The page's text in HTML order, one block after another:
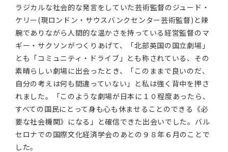
ラジカルな社会的な発言をしていた芸術監督のジュード・
ケリー(現ロンドン・サウスバンクセンター芸術監督)と辣
腕でありながら人間的な温かさを持っている経営監督のマ
ギー・サクソンがつくりあげて、「北部英国の国立劇場」
とも「コミュニティ・ドライブ」とも称されている、その
素晴らしい劇場に出会ったとき、「このままで良いのだ、
自分の考えは何も間違っていない」と私は強く背中を押さ
れました。「このような劇場が日本に１０程度あったら、
すべての国民にとって身も心も休ませることのできる《必
要な社会機関》になる」と確信できた出会いでした。バル
セロナでの国際文化経済学会のあとの９８年６月のことで
した。